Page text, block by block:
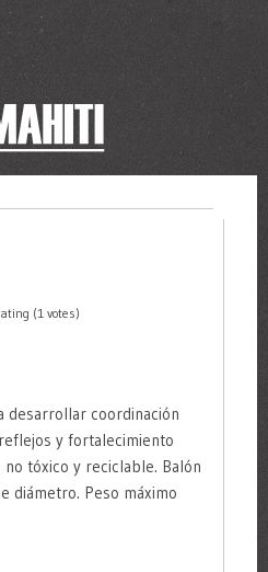
(1 votes)
desarrollar coordinación
y fortalecimiento
tóxico y reciclable. Balón
diámetro. Peso máximo